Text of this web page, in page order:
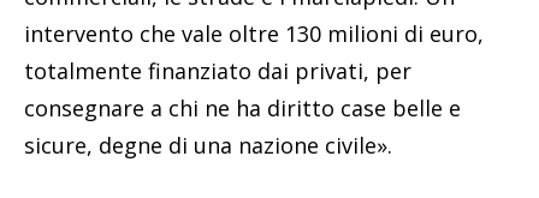
intervento che vale oltre 130 milioni di euro,
totalmente finanziato dai privati, per
consegnare a chi ne ha diritto case belle e
sicure, degne di una nazione civile».